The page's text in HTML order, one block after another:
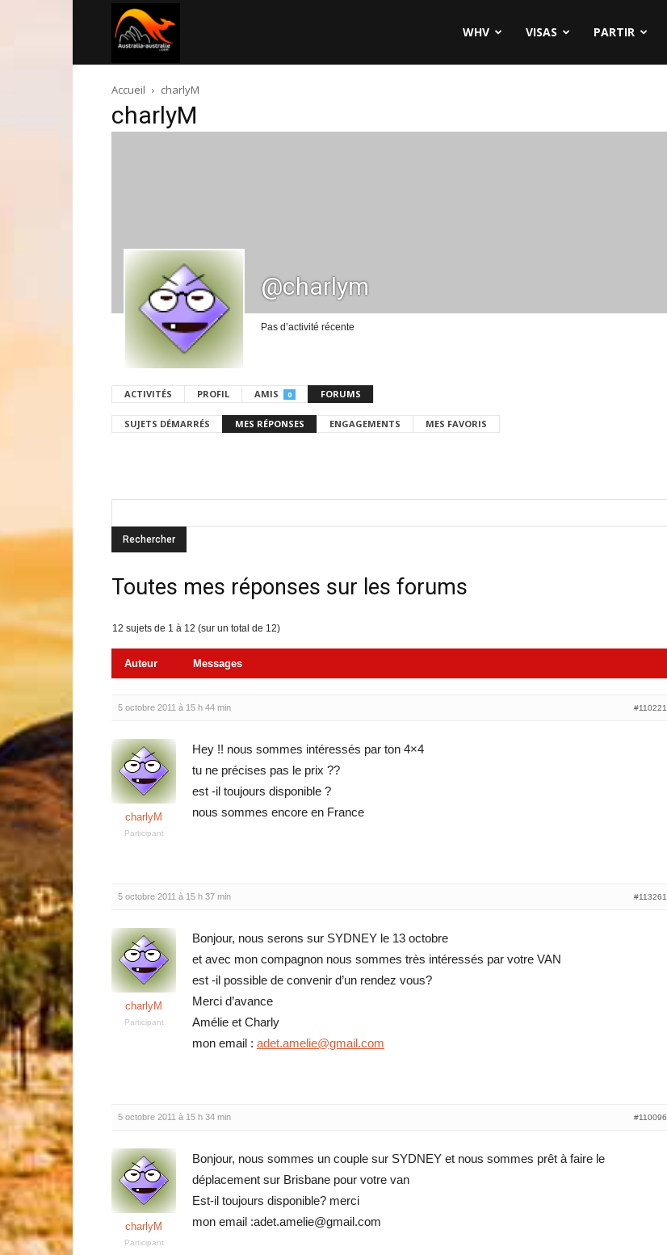
australie.com
WHV VISAS PARTIR
Accueil charlyM
charlyM
@charlym
Pas d’activité récente
ACTIVITÉS PROFIL AMIS 0 FORUMS
SUJETS DÉMARRÉS MES RÉPONSES ENGAGEMENTS MES FAVORIS
Toutes mes réponses sur les forums
12 sujets de 1 à 12 (sur un total de 12)
Auteur Messages
5 octobre 2011 à 15 h 44 min #110221
charlyM
Participant
Hey !! nous sommes intéressés par ton 4×4
tu ne précises pas le prix ??
est -il toujours disponible ?
nous sommes encore en France
5 octobre 2011 à 15 h 37 min #113261
charlyM
Participant
Bonjour, nous serons sur SYDNEY le 13 octobre
et avec mon compagnon nous sommes très intéressés par votre VAN
est -il possible de convenir d’un rendez vous?
Merci d’avance
Amélie et Charly
mon email : adet.amelie@gmail.com
5 octobre 2011 à 15 h 34 min #110096
charlyM
Participant
Bonjour, nous sommes un couple sur SYDNEY et nous sommes prêt à faire le
déplacement sur Brisbane pour votre van
Est-il toujours disponible? merci
mon email :adet.amelie@gmail.com